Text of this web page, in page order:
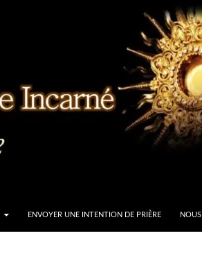
ENVOYER UNE INTENTION DE PRIÈRE